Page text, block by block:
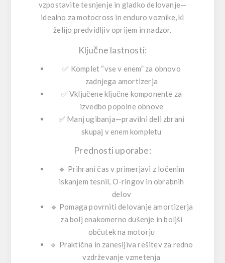
vzpostavite tesnjenje in gladko delovanje—
idealno za motocross in enduro voznike, ki
želijo predvidljiv oprijem in nadzor.
Ključne lastnosti:
✅ Komplet “vse v enem”za obnovo
zadnjega amortizerja
✅Vključene ključne komponente za
izvedbo popolne obnove
✅ Manj ugibanja—pravilni deli zbrani
skupaj v enem kompletu
Prednosti uporabe:
🔹 Prihrani čas v primerjavi z ločenim
iskanjem tesnil, O-ringov in obrabnih
delov
🔹 Pomaga povrniti delovanje amortizerja
za bolj enakomerno dušenje in boljši
občutek na motorju
🔹 Praktična in zanesljiva rešitev za redno
vzdrževanje vzmetenja